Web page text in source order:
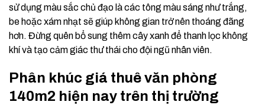
sử dụng màu sắc chủ đạo là các tông màu sáng như trắng,
be hoặc xám nhạt sẽ giúp không gian trở nên thoáng đãng
hơn. Đừng quên bổ sung thêm cây xanh để thanh lọc không
khí và tạo cảm giác thư thái cho đội ngũ nhân viên.
Phân khúc giá thuê văn phòng
140m2 hiện nay trên thị trường